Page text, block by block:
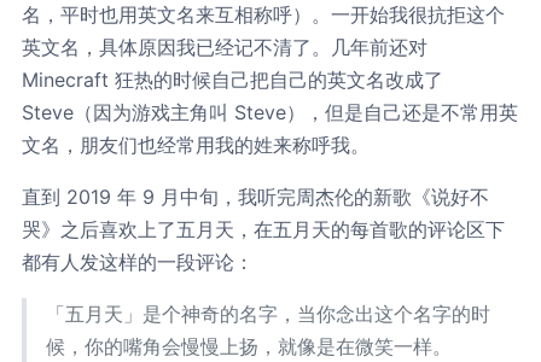
名，平时也用英文名来互相称呼）。一开始我很抗拒这个
英文名，具体原因我已经记不清了。几年前还对
Minecraft 狂热的时候自己把自己的英文名改成了
Steve（因为游戏主角叫 Steve），但是自己还是不常用英
文名，朋友们也经常用我的姓来称呼我。
直到 2019 年 9 月中旬，我听完周杰伦的新歌《说好不
哭》之后喜欢上了五月天，在五月天的每首歌的评论区下
都有人发这样的一段评论：
「五月天」是个神奇的名字，当你念出这个名字的时
候，你的嘴角会慢慢上扬，就像是在微笑一样。